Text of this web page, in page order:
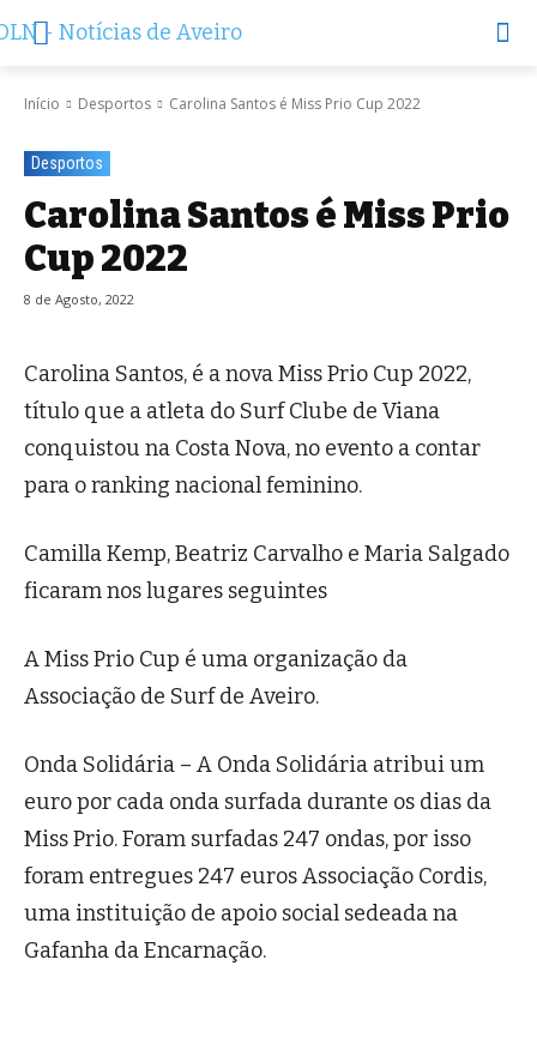
Início Desportos Carolina Santos é Miss Prio Cup 2022
Desportos
Carolina Santos é Miss Prio
Cup 2022
8 de Agosto, 2022
Carolina Santos, é a nova Miss Prio Cup 2022,
título que a atleta do Surf Clube de Viana
conquistou na Costa Nova, no evento a contar
para o ranking nacional feminino.
Camilla Kemp, Beatriz Carvalho e Maria Salgado
ficaram nos lugares seguintes
A Miss Prio Cup é uma organização da
Associação de Surf de Aveiro.
Onda Solidária – A Onda Solidária atribui um
euro por cada onda surfada durante os dias da
Miss Prio. Foram surfadas 247 ondas, por isso
foram entregues 247 euros Associação Cordis,
uma instituição de apoio social sedeada na
Gafanha da Encarnação.